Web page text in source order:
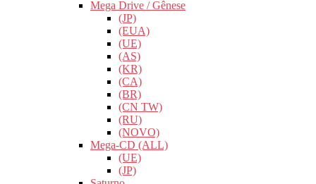
Mega Drive / Gênese
(JP)
(EUA)
(UE)
(AS)
(KR)
(CA)
(BR)
(CN TW)
(RU)
(NOVO)
Mega-CD (ALL)
(UE)
(JP)